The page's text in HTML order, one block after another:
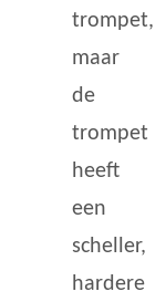
trompet,
maar
de
trompet
heeft
een
scheller,
hardere